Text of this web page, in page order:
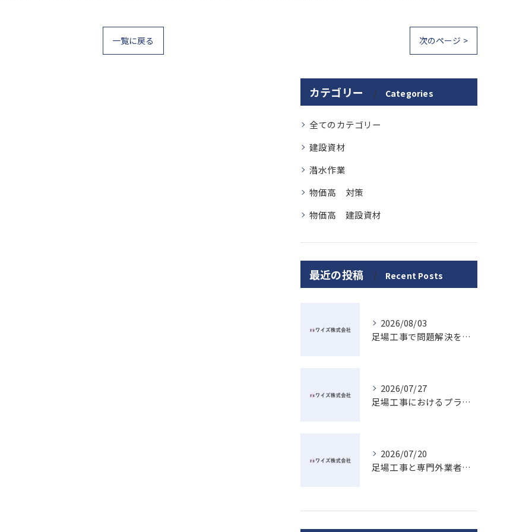
一覧に戻る 次のページ >
カテゴリー Categories
全てのカテゴリー
建設資材
潜水作業
物価高 対策
物価高 建設資材
最近の投稿 Recent Posts
2026/08/03
足場工事で問題解決を目指す広島県廿日市市の賢い業者選びと安心ポイント
2026/07/27
足場工事におけるプラットフォームの意味と現場安全を高める最新活用術
2026/07/20
足場工事と専門外業者が熊野町で対応可能か法的リスクも踏まえた選び方